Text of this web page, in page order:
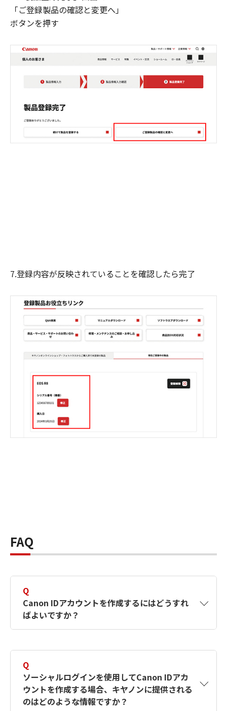
「ご登録製品の確認と変更へ」
ボタンを押す
7.登録内容が反映されていることを確認したら完了
FAQ
Q
Canon IDアカウントを作成するにはどうすれ
ばよいですか？
す。詳しい作成方法は【カメラ】Canon IDとは
何ですか？Canon IDの作成方法は？をご確認く
ださい。
Q
ソーシャルログインを使用してCanon IDアカ
ウントを作成する場合、キヤノンに提供される
のはどのような情報ですか？